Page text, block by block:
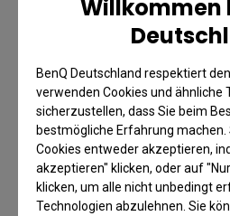
Willkommen
BenQ Deutschland respektiert
verwenden Cookies und ähnliche
sicherzustellen, dass Sie beim
bestmögliche Erfahrung machen.
Cookies entweder akzeptieren,
akzeptieren" klicken, oder auf
klicken, um alle nicht unbedingt
Technologien abzulehnen. Sie
Erschaffe dein
Kino für